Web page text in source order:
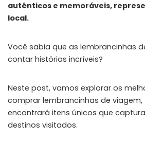
autênticos e memoráveis,
local.
Você sabia que as lembrancinhas
contar histórias incríveis?
Neste post, vamos explorar os
comprar lembrancinhas de viagem,
encontrará itens únicos que
destinos visitados.